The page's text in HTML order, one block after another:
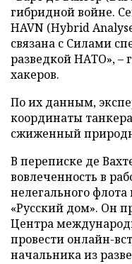
гибридной войне.
HAVN (Hybrid
связана с Силами
разведкой НАТО», –
хакеров.
По их данным,
координаты
сжиженный
В переписке де
вовлеченность в
нелегального
«Русский дом». Он
Центра
провести онлайн-
начальника из